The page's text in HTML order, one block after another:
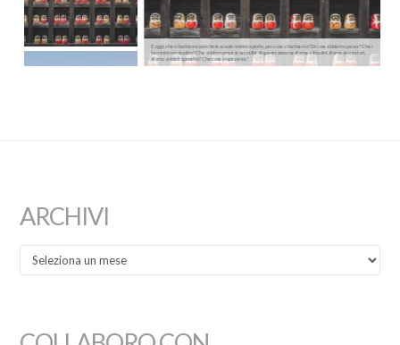
E oggi, che ci battiamo perché le scuole restino aperte, per cosa ci battiamo? Di cosa abbiamo paura? Che i
bambini non studino? Che si interrompa la sacralità di questo sistema sforna-cittadini, sforna-lavoratori,
sforna-soldati operativi? Che cosa vi spaventa?
ARCHIVI